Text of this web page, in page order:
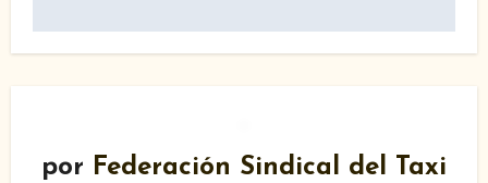
por Federación Sindical del Taxi